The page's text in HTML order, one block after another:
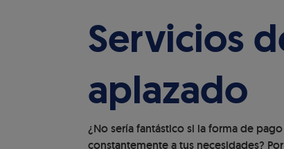
Servicios
aplazado
¿No sería fantástico si la forma de
constantemente a tus necesidades?